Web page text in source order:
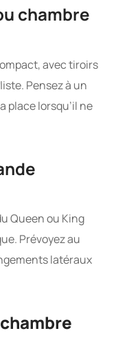
chambre
avec tiroirs
Pensez à un
place lorsqu’il ne
Queen ou King
Prévoyez au
latéraux